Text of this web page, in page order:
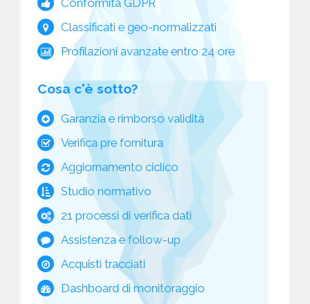
Classificati e geo-normalizzati
Profilazioni avanzate entro 24 ore
Cosa c'è sotto?
Garanzia e rimborso validità
Verifica pre fornitura
Aggiornamento ciclico
Studio normativo
21 processi di verifica dati
Assistenza e follow-up
Acquisti tracciati
Dashboard di monitoraggio